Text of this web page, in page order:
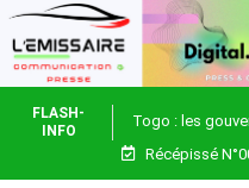
FLASH-
INFO
Togo : les
Récépissé